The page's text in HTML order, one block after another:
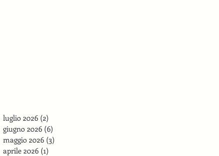
luglio 2026 (2)
giugno 2026 (6)
maggio 2026 (3)
aprile 2026 (1)